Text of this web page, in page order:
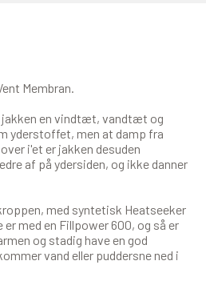
Membran.
jakken en vindtæt, vandtæt og
yderstoffet, men at damp fra
i'et er jakken desuden
af på ydersiden, og ikke danner
med syntetisk Heatseeker
med en Fillpower 600, og så er
og stadig have en god
vand eller puddersne ned i